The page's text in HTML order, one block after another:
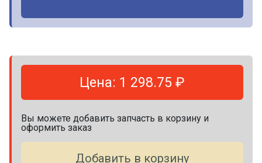
Цена: 1 298.75 ₽
Вы можете добавить запчасть в корзину и
оформить заказ
Добавить в корзину